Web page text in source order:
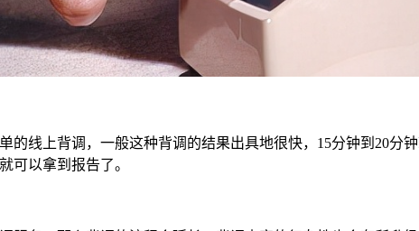
的线上背调，一般这种背调的结果出具地很快，15分钟到20分
可以拿到报告了。